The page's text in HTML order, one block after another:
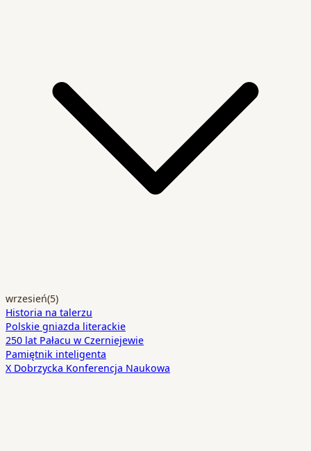
wrzesień(5)
Historia na talerzu
Polskie gniazda literackie
250 lat Pałacu w Czerniejewie
Pamiętnik inteligenta
X Dobrzycka Konferencja Naukowa